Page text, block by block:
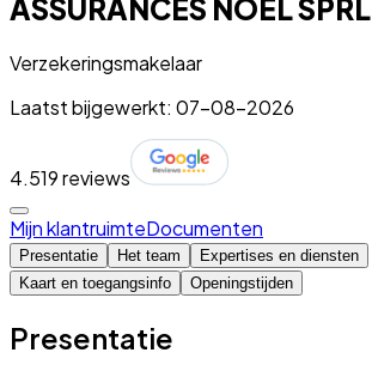
ASSURANCES NOEL SPRL
Verzekeringsmakelaar
Laatst bijgewerkt: 07-08-2026
4.519 reviews
Mijn klantruimteDocumenten
Presentatie Het team
Expertises en diensten
Kaart en toegangsinfo
Openingstijden
Presentatie